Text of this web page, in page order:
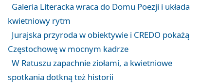
Galeria Literacka wraca do Domu Poezji i układa
kwietniowy rytm
Jurajska przyroda w obiektywie i CREDO pokażą
Częstochowę w mocnym kadrze
W Ratuszu zapachnie ziołami, a kwietniowe
spotkania dotkną też historii